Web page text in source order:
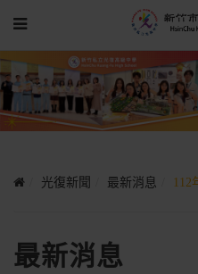
光復新聞 最新消息 112
最新消息